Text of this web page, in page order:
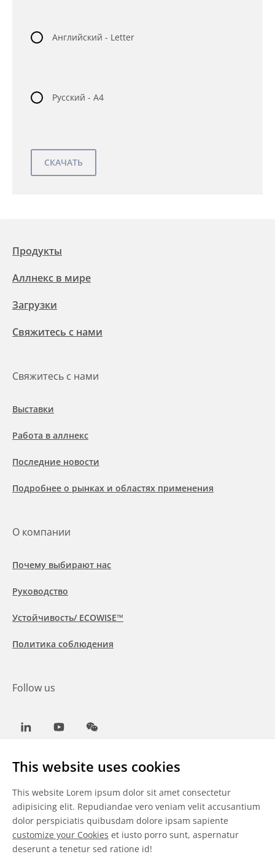
This website uses cookies
This website Lorem ipsum dolor sit amet consectetur
adipisicing elit. Repudiandae vero veniam velit accusantium
dolor perspiciatis quibusdam dolore ipsam sapiente
customize your Cookies et iusto porro sunt, aspernatur
deserunt a tenetur sed ratione id!
Английский - Letter
Русский - A4
Продукты
Аллнекс в мире
Загрузки
Свяжитесь с нами
Свяжитесь с нами
Выставки
Работа в аллнекс
Последние новости
Подробнее о рынках и областях применения
О компании
Почему выбирают нас
Руководство
Устойчивость/ ECOWISE™
Политика соблюдения
Follow us
LinkedInYoutubeWeChat
Общие условия
Отказ от ответственности
Сведения о файлах cookie